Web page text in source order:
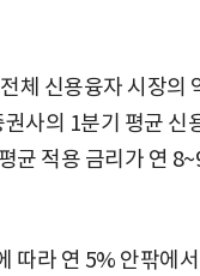
체 신용융자 시장의
사의 1분기 평균 신
균 적용 금리가 연
따라 연 5% 안팎에